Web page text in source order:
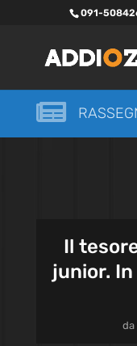
091-

Il
junior.
da